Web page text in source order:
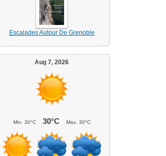
Escalades Autour De Grenoble
Aug 7, 2026
Min. 30°C 30°C Max. 30°C